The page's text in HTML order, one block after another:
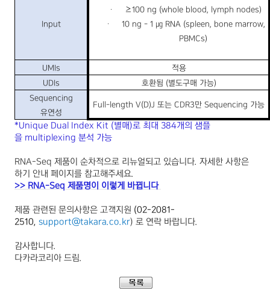
Input
∙ ≥100 ng (whole blood, lymph nodes)
∙
10 ng - 1 ㎍RNA (spleen, bone marrow,
PBMCs)
UMIs
적용
UDIs
호환됨 (별도구매 가능)
Sequencing
유연성
Full-length V(D)J 또는 CDR3만 Sequencing 가능
*Unique Dual Index Kit (별매)로 최대 384개의 샘플
을 multiplexing 분석 가능
RNA-Seq 제품이 순차적으로 리뉴얼되고 있습니다. 자세한 사항은
하기 안내 페이지를 참고해주세요.
>> RNA-Seq 제품명이 이렇게 바뀝니다
제품 관련된 문의사항은 고객지원 (02-2081-
2510, support@takara.co.kr) 로 연락 바랍니다.
감사합니다.
다카라코리아 드림.